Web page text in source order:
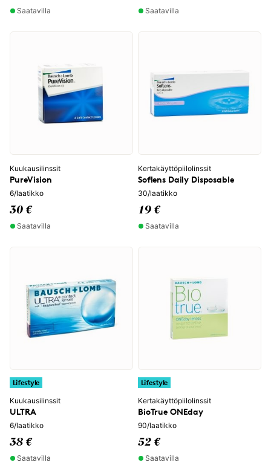
Saatavilla Saatavilla
Kuukausilinssit
PureVision
6/laatikko
30 €
Saatavilla
Kertakäyttöpiilolinssit
Soflens Daily Disposable
30/laatikko
19 €
Saatavilla
Lifestyle
Kuukausilinssit
ULTRA
6/laatikko
38 €
Saatavilla
Lifestyle
Kertakäyttöpiilolinssit
BioTrue ONEday
90/laatikko
52 €
Saatavilla